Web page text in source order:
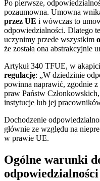
Po pierwsze,
pozaumowna. Umowna
przez UE i wówczas to
odpowiedzialności. Dlatego
uczynimy przede wszystkim
że została ona abstrakcyjnie
Artykuł 340 TFUE, w
regulację: „W dziedzinie
powinna naprawić, zgodnie
praw Państw
instytucje lub jej
Dochodzenie
głównie ze względu na
w prawie UE.
Ogólne warunki
odpowiedzialności